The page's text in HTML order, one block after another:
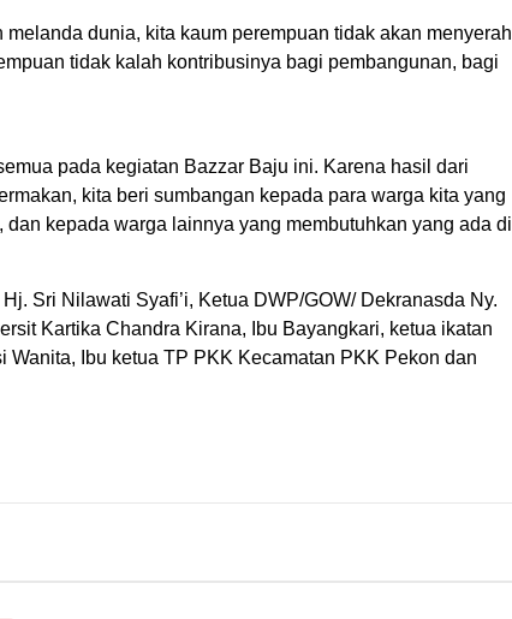
dunia, kita kaum perempuan tidak akan menyerah
tidak kalah kontribusinya bagi pembangunan, bagi
pada kegiatan Bazzar Baju ini. Karena hasil dari
kita beri sumbangan kepada para warga kita yang
kepada warga lainnya yang membutuhkan yang ada di
Sri Nilawati Syafi’i, Ketua DWP/GOW/ Dekranasda Ny.
Kartika Chandra Kirana, Ibu Bayangkari, ketua ikatan
Ibu ketua TP PKK Kecamatan PKK Pekon dan